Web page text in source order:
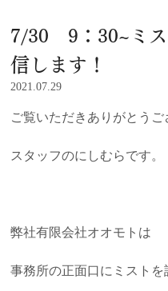
7/30 9：30~ミ
信します！
2021.07.29
ご覧いただきありがとうご
スタッフのにしむらです。
弊社有限会社オオモトは
事務所の正面口にミストを